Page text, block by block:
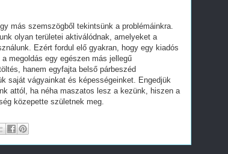
más szemszögből tekintsünk a problémáinkra.
olyan területei aktiválódnak, amelyeket a
Ezért fordul elő gyakran, hogy egy kiadós
megoldás egy egészen más jellegű
hanem egyfajta belső párbeszéd
saját vágyainkat és képességeinket. Engedjük
attól, ha néha maszatos lesz a kezünk, hiszen a
közepette születnek meg.